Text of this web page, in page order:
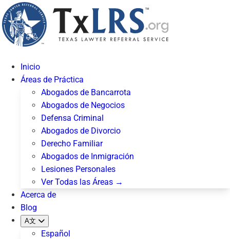
Inicio
Áreas de Práctica
Abogados de Bancarrota
Abogados de Negocios
Defensa Criminal
Abogados de Divorcio
Derecho Familiar
Abogados de Inmigración
Lesiones Personales
Ver Todas las Áreas →
Acerca de
Blog
A文
Español